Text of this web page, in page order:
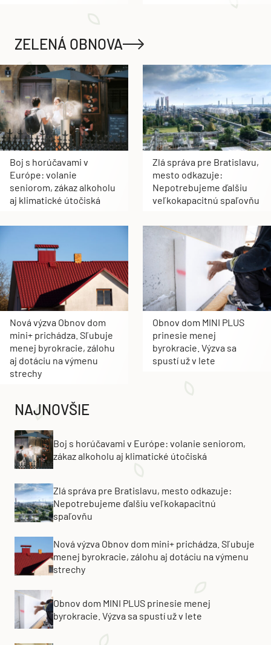
ZELENÁ OBNOVA
Boj s horúčavami v
Európe: volanie
seniorom, zákaz alkoholu
aj klimatické útočiská
Zlá správa pre Bratislavu,
mesto odkazuje:
Nepotrebujeme ďalšiu
veľkokapacitnú spaľovňu
Nová výzva Obnov dom
mini+ prichádza. Sľubuje
menej byrokracie, zálohu
aj dotáciu na výmenu
strechy
Obnov dom MINI PLUS
prinesie menej
byrokracie. Výzva sa
spustí už v lete
NAJNOVŠIE
Boj s horúčavami v Európe: volanie seniorom,
zákaz alkoholu aj klimatické útočiská
Zlá správa pre Bratislavu, mesto odkazuje:
Nepotrebujeme ďalšiu veľkokapacitnú
spaľovňu
Nová výzva Obnov dom mini+ prichádza. Sľubuje
menej byrokracie, zálohu aj dotáciu na výmenu
strechy
Obnov dom MINI PLUS prinesie menej
byrokracie. Výzva sa spustí už v lete